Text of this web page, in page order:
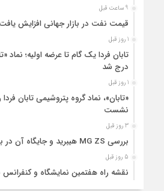
9 ساعت قبل
قیمت نفت در بازار جهانی افزایش یافت
1 روز قبل
تابان فردا یک گام تا عرضه اولیه؛ نماد
درج شد
1 روز قبل
«تابان»، نماد گروه پتروشیمی تابان
نشست
3 روز قبل
بررسی MG ZS هیبرید و جایگاه آن در بازار خودروهای وارداتی
5 روز قبل
نقشه راه هفتمین نمایشگاه و کنفرانس